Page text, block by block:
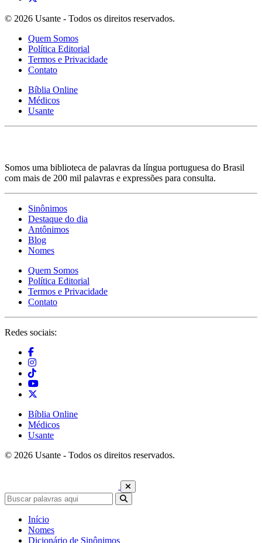
© 2026 Usante - Todos os direitos reservados.
Quem Somos
Política Editorial
Termos e Privacidade
Contato
Bíblia Online
Médicos
Usante
Somos uma biblioteca de palavras da língua portuguesa do Brasil
com mais de 200 mil palavras e expressões para consulta.
Sinônimos
Destaque do dia
Antônimos
Blog
Nomes
Quem Somos
Política Editorial
Termos e Privacidade
Contato
Redes sociais:
Bíblia Online
Médicos
Usante
© 2026 Usante - Todos os direitos reservados.
Início
Nomes
Dicionário de Sinônimos